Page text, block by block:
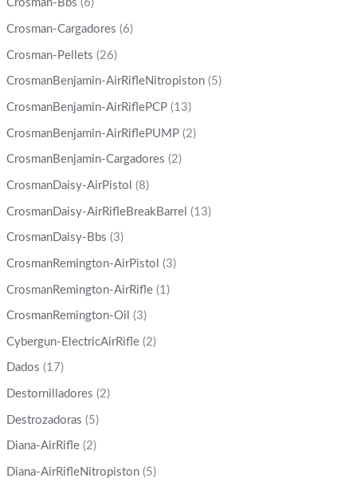
Crosman-Bbs (6)
Crosman-Cargadores (6)
Crosman-Pellets (26)
CrosmanBenjamin-AirRifleNitropiston (5)
CrosmanBenjamin-AirRiflePCP (13)
CrosmanBenjamin-AirRiflePUMP (2)
CrosmanBenjamin-Cargadores (2)
CrosmanDaisy-AirPistol (8)
CrosmanDaisy-AirRifleBreakBarrel (13)
CrosmanDaisy-Bbs (3)
CrosmanRemington-AirPistol (3)
CrosmanRemington-AirRifle (1)
CrosmanRemington-Oil (3)
Cybergun-ElectricAirRifle (2)
Dados (17)
Destornilladores (2)
Destrozadoras (5)
Diana-AirRifle (2)
Diana-AirRifleNitropiston (5)